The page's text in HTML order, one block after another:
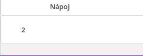
Nápoj
2